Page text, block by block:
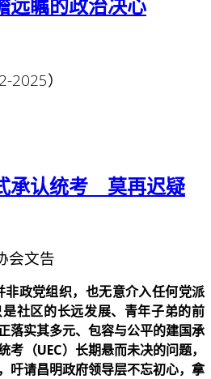
远瞩的政治决心
2025）
承认统考 莫再迟疑
会文告
政党组织，也无意介入任何党派
社区的长远发展、青年子弟的前
落实其多元、包容与公平的建国承
（UEC）长期悬而未决的问题，
吁请昌明政府领导层不忘初心，拿